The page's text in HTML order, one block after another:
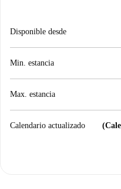
Disponible desde
Min. estancia
Max. estancia
Calendario actualizado